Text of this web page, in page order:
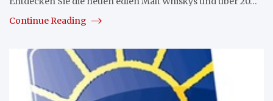
Continue Reading